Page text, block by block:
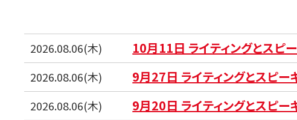
2026.08.06(木) 10月11日 ライティングとスピ
2026.08.06(木) 9月27日 ライティングとスピー
2026.08.06(木) 9月20日 ライティングとスピー